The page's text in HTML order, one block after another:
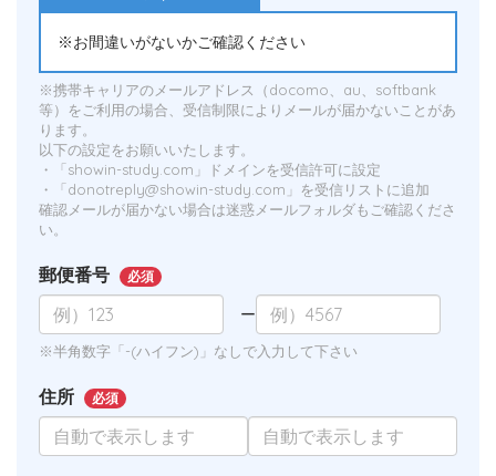
※お間違いがないかご確認ください
※携帯キャリアのメールアドレス（docomo、au、softbank
等）をご利用の場合、受信制限によりメールが届かないことがあ
ります。
以下の設定をお願いいたします。
・「showin-study.com」ドメインを受信許可に設定
・「donotreply@showin-study.com」を受信リストに追加
確認メールが届かない場合は迷惑メールフォルダもご確認くださ
い。
郵便番号 必須
ー
※半角数字「-(ハイフン)」なしで入力して下さい
住所 必須